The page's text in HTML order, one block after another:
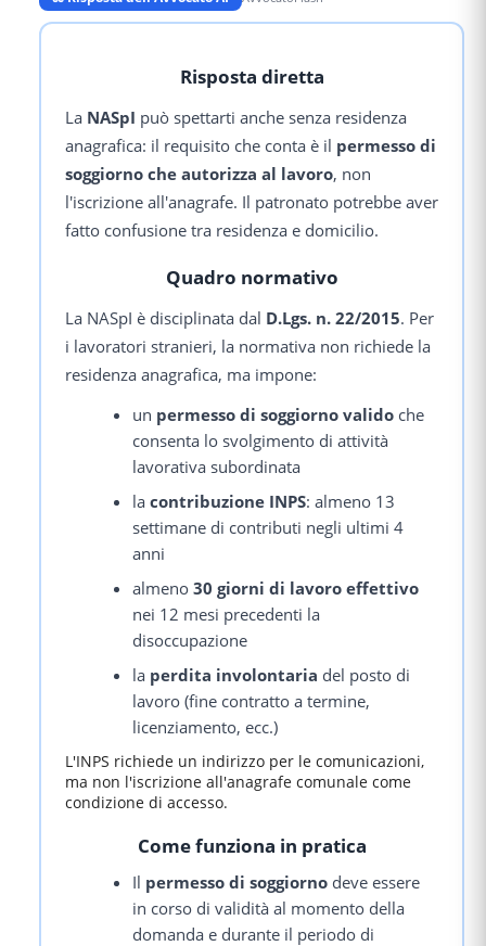
Risposta diretta
La NASpI può spettarti anche senza residenza
anagrafica: il requisito che conta è il permesso di
soggiorno che autorizza al lavoro, non
l'iscrizione all'anagrafe. Il patronato potrebbe aver
fatto confusione tra residenza e domicilio.
Quadro normativo
La NASpI è disciplinata dal D.Lgs. n. 22/2015. Per
i lavoratori stranieri, la normativa non richiede la
residenza anagrafica, ma impone:
un permesso di soggiorno valido che
consenta lo svolgimento di attività
lavorativa subordinata
lacontribuzione INPS: almeno 13
settimane di contributi negli ultimi 4
anni
almeno30 giorni di lavoro effettivo
nei 12 mesi precedenti la
disoccupazione
la perdita involontaria del posto di
lavoro (fine contratto a termine,
licenziamento, ecc.)
L'INPS richiede un indirizzo per le comunicazioni,
ma non l'iscrizione all'anagrafe comunale come
condizione di accesso.
Come funziona in pratica
Il permesso di soggiorno deve essere
in corso di validità al momento della
domanda e durante il periodo di